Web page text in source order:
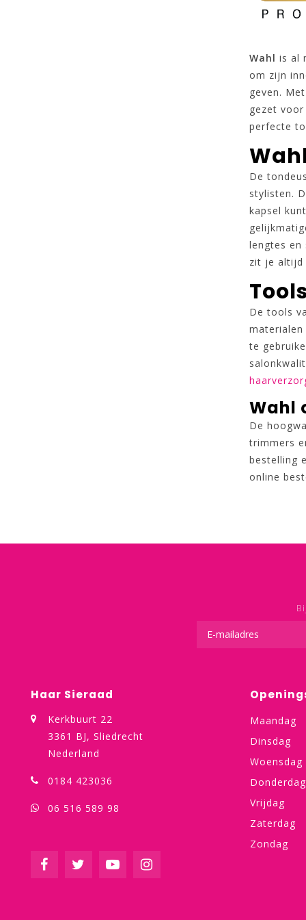
Wahl is al
om zijn
geven.
gezet
perfecte
De
stylisten.
kapsel
lengtes en
zit je altijd
De tools
te
Wahl
De
trimmers
bestelling
online
Haar Sieraad
Kerkbuurt 22
3361 BJ, Sliedrecht
Nederland
0184 423036
06 516 589 98
Maandag
Dinsdag
Woensdag
Donderdag
Vrijdag
Zaterdag
Zondag